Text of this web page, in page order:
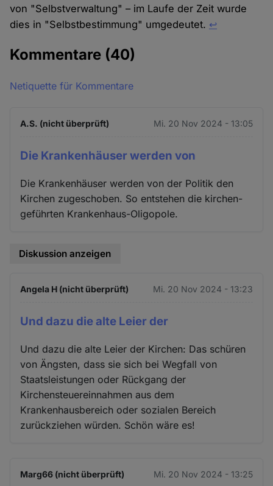
von "Selbstverwaltung" – im Laufe der Zeit wurde
dies in "Selbstbestimmung" umgedeutet. ↩︎
Kommentare (40)
Netiquette für Kommentare
A.S. (nicht überprüft) Mi. 20 Nov 2024 - 13:05
Die Krankenhäuser werden von
Die Krankenhäuser werden von der Politik den
Kirchen zugeschoben. So entstehen die kirchen-
geführten Krankenhaus-Oligopole.
Diskussion anzeigen
Angela H (nicht überprüft) Mi. 20 Nov 2024 - 13:23
Und dazu die alte Leier der
Und dazu die alte Leier der Kirchen: Das schüren
von Ängsten, dass sie sich bei Wegfall von
Staatsleistungen oder Rückgang der
Kirchensteuereinnahmen aus dem
Krankenhausbereich oder sozialen Bereich
zurückziehen würden. Schön wäre es!
Marg66 (nicht überprüft) Mi. 20 Nov 2024 - 13:25